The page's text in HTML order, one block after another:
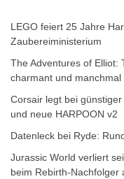
LEGO feiert 25 Jahre
Zaubereiministerium
The Adventures of Elliot:
charmant und
Corsair legt bei
und neue HARPOON v2
Datenleck bei Ryde:
Jurassic World verliert
beim Rebirth-Nachfolger